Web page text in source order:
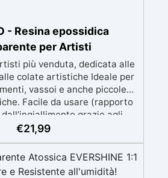
- Resina epossidica
per Artisti
più venduta, dedicata alle
colate artistiche Ideale per
vassoi e anche piccole
Facile da usare (rapporto
grazie agli
Formula densa : non cola via,
una superficie lucida e
brillante
€21,99